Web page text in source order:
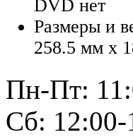
DVD нет
Размеры и
258.5 мм x
Пн-Пт:
Сб: 12:00-